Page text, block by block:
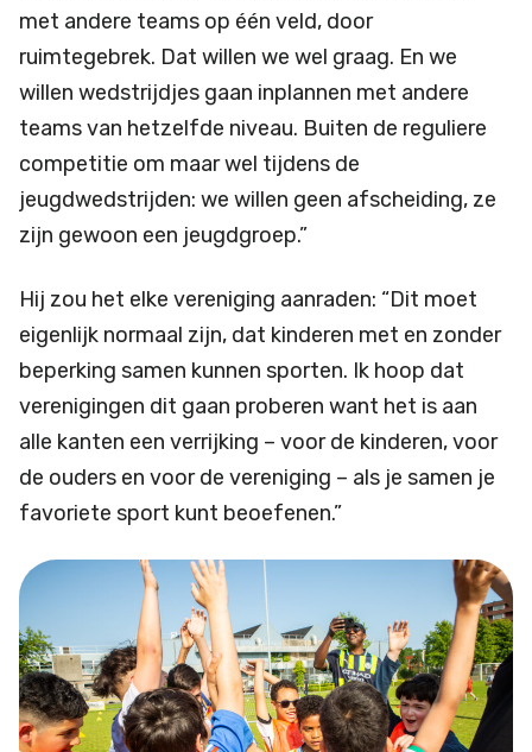
met andere teams op één veld, door
ruimtegebrek. Dat willen we wel graag. En we
willen wedstrijdjes gaan inplannen met andere
teams van hetzelfde niveau. Buiten de reguliere
competitie om maar wel tijdens de
jeugdwedstrijden: we willen geen afscheiding, ze
zijn gewoon een jeugdgroep.”
Hij zou het elke vereniging aanraden: “Dit moet
eigenlijk normaal zijn, dat kinderen met en zonder
beperking samen kunnen sporten. Ik hoop dat
verenigingen dit gaan proberen want het is aan
alle kanten een verrijking – voor de kinderen, voor
de ouders en voor de vereniging – als je samen je
favoriete sport kunt beoefenen.”